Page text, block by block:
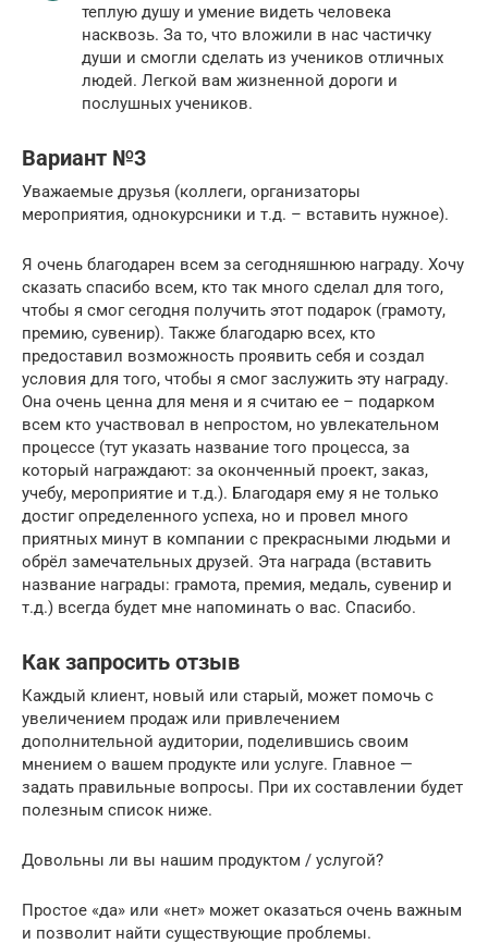
теплую душу и умение видеть человека
насквозь. За то, что вложили в нас частичку
души и смогли сделать из учеников отличных
людей. Легкой вам жизненной дороги и
послушных учеников.
Вариант №3
Уважаемые друзья (коллеги, организаторы
мероприятия, однокурсники и т.д. – вставить нужное).
Я очень благодарен всем за сегодняшнюю награду. Хочу
сказать спасибо всем, кто так много сделал для того,
чтобы я смог сегодня получить этот подарок (грамоту,
премию, сувенир). Также благодарю всех, кто
предоставил возможность проявить себя и создал
условия для того, чтобы я смог заслужить эту награду.
Она очень ценна для меня и я считаю ее – подарком
всем кто участвовал в непростом, но увлекательном
процессе (тут указать название того процесса, за
который награждают: за оконченный проект, заказ,
учебу, мероприятие и т.д.). Благодаря ему я не только
достиг определенного успеха, но и провел много
приятных минут в компании с прекрасными людьми и
обрёл замечательных друзей. Эта награда (вставить
название награды: грамота, премия, медаль, сувенир и
т.д.) всегда будет мне напоминать о вас. Спасибо.
Как запросить отзыв
Каждый клиент, новый или старый, может помочь с
увеличением продаж или привлечением
дополнительной аудитории, поделившись своим
мнением о вашем продукте или услуге. Главное —
задать правильные вопросы. При их составлении будет
полезным список ниже.
Довольны ли вы нашим продуктом / услугой?
Простое «да» или «нет» может оказаться очень важным
и позволит найти существующие проблемы.